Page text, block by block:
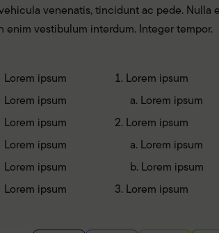
venenatis, tincidunt ac pede. Nulla
enim vestibulum interdum. Integer tempor.
Lorem ipsum
Lorem ipsum
Lorem ipsum
Lorem ipsum
Lorem ipsum
Lorem ipsum
Lorem ipsum
Lorem ipsum
Lorem ipsum
Lorem ipsum
Lorem ipsum
Lorem ipsum